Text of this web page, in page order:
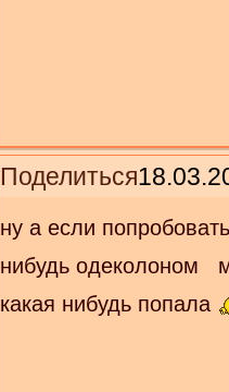
Поделиться
ну а если
нибудь одеколоном
какая нибудь попала